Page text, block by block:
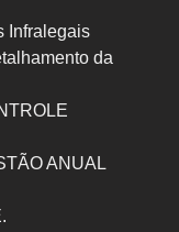
Infralegais
da
ANUAL